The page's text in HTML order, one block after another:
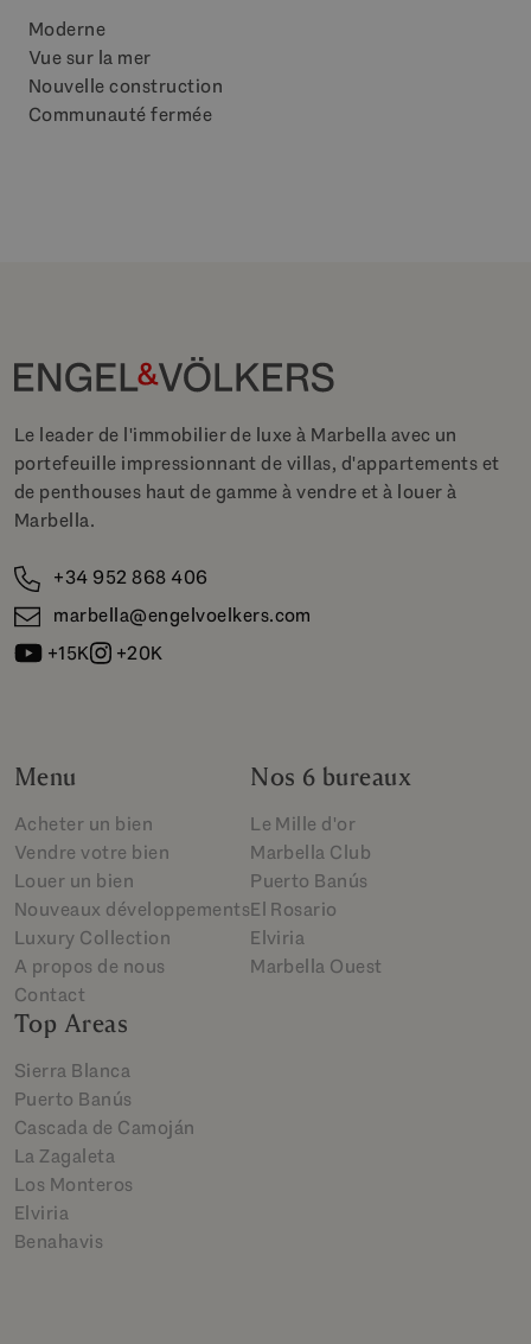
Moderne
Vue sur la mer
Nouvelle construction
Communauté fermée
Le leader de l'immobilier de luxe à Marbella avec un
portefeuille impressionnant de villas, d'appartements et
de penthouses haut de gamme à vendre et à louer à
Marbella.
+34 952 868 406
marbella@engelvoelkers.com
+15K
+20K
Menu
Acheter un bien
Vendre votre bien
Louer un bien
Nouveaux développements
Luxury Collection
A propos de nous
Contact
Nos 6 bureaux
Le Mille d'or
Marbella Club
Puerto Banús
El Rosario
Elviria
Marbella Ouest
Top Areas
Sierra Blanca
Puerto Banús
Cascada de Camoján
La Zagaleta
Los Monteros
Elviria
Benahavis